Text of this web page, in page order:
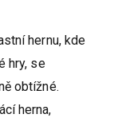
hernu, kde
hry, se
obtížné.
herna,